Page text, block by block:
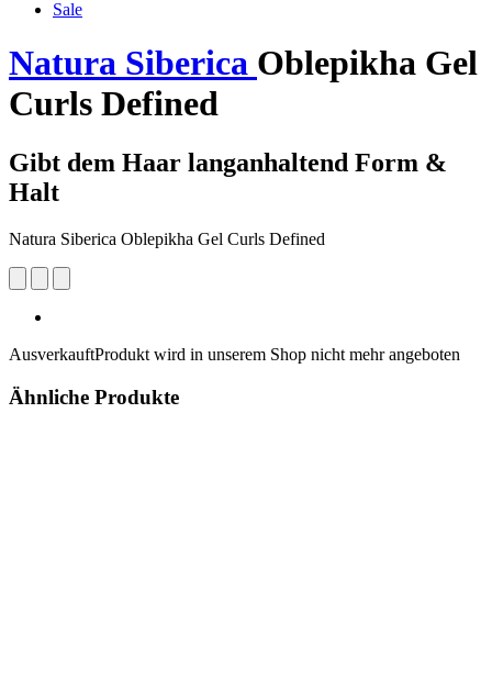
Sale
Natura Siberica Oblepikha Gel
Curls Defined
Gibt dem Haar langanhaltend Form &
Halt
Natura Siberica Oblepikha Gel Curls Defined
AusverkauftProdukt wird in unserem Shop nicht mehr angeboten
Ähnliche Produkte